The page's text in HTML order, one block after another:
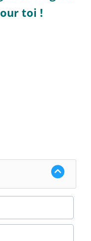
toi !